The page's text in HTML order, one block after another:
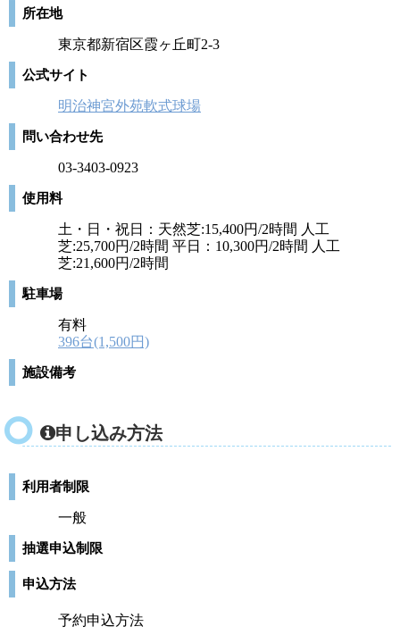
所在地
東京都新宿区霞ヶ丘町2-3
公式サイト
明治神宮外苑軟式球場
問い合わせ先
03-3403-0923
使用料
土・日・祝日：天然芝:15,400円/2時間 人工
芝:25,700円/2時間 平日：10,300円/2時間 人工
芝:21,600円/2時間
駐車場
有料
396台(1,500円)
施設備考
申し込み方法
利用者制限
一般
抽選申込制限
申込方法
予約申込方法